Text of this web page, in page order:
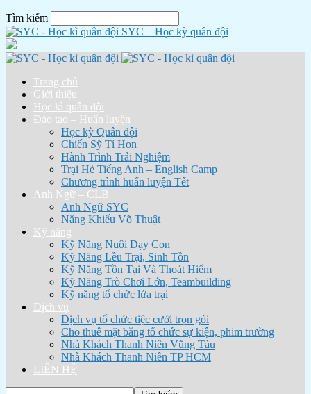
Tìm kiếm
SYC – Học kỳ quân đội
Trang chủ
Giới thiệu
Học kì quân đội
Đào tạo – Huấn luyện
Học kỳ Quân đội
Chiến Sỹ Tí Hon
Hành Trình Trải Nghiệm
Trại Hè Tiếng Anh – English Camp
Chương trình huấn luyện Tết
Anh Ngữ – CLB
Anh Ngữ SYC
Năng Khiếu Võ Thuật
Kỹ năng
Kỹ Năng Nuôi Dạy Con
Kỹ Năng Lều Trại, Sinh Tồn
Kỹ Năng Tồn Tại Và Thoát Hiểm
Kỹ Năng Trò Chơi Lớn, Teambuilding
Kỹ năng tổ chức lửa trại
Dịch vụ
Dịch vụ tổ chức tiệc cưới trọn gói
Cho thuê mặt bằng tổ chức sự kiện, phim trường
Nhà Khách Thanh Niên Vũng Tàu
Nhà Khách Thanh Niên TP HCM
LIÊN HỆ